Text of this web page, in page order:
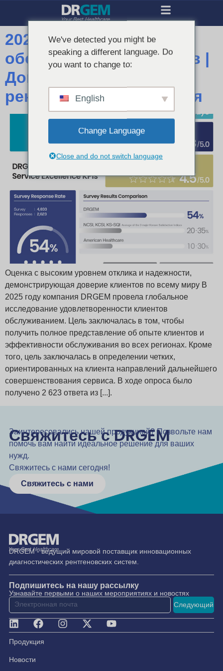
2025 результатов
обслуживания клиентов |
Доверенная
рентгеновская компания
Оценка с высоким уровнем отклика и надежности,
демонстрирующая доверие клиентов по всему миру В
2025 году компания DRGEM провела глобальное
исследование удовлетворенности клиентов
обслуживанием. Цель заключалась в том, чтобы
получить полное представление об опыте клиентов и
эффективности обслуживания во всех регионах. Кроме
того, цель заключалась в определении четких,
ориентированных на клиента направлений дальнейшего
совершенствования сервиса. В ходе опроса было
получено 2 623 ответа из [...].
Свяжитесь с DRGEM
Заинтересовались нашей продукцией? Позвольте нам
помочь вам найти идеальное решение для ваших
нужд.
Свяжитесь с нами сегодня!
Свяжитесь с нами
DRGEM - ведущий мировой поставщик инновационных
диагностических рентгеновских систем.
Подпишитесь на нашу рассылку
Узнавайте первыми о наших мероприятиях и новостях
Следующий
Продукция
Новости
We've detected you might be
speaking a different language. Do
you want to change to:
English
Change Language
Close and do not switch language